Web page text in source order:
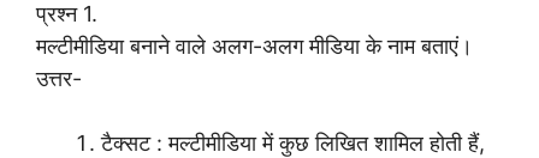
प्रश्न 1.
मल्टीमीडिया बनाने वाले अलग-अलग मीडिया के नाम बताएं।
उत्तर-
टैक्सट : मल्टीमीडिया में कुछ लिखित शामिल होती हैं,